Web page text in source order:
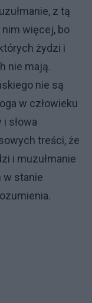
z tą
więcej, bo
żydzi i
nie mają.
nie są
w człowieku
słowa
treści, że
i muzułmanie
w stanie